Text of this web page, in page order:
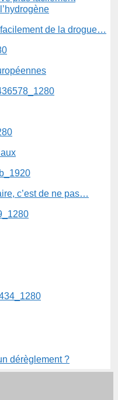
de la drogue…
c’est de ne pas…
dérèglement ?